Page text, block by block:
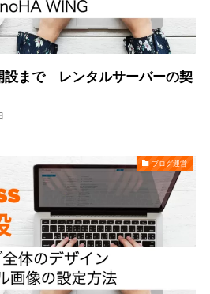
設まで レンタルサーバーの契
ブログ運営